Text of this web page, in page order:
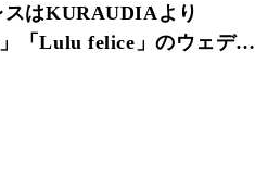
スはKURAUDIAより
「Lulu felice」のウェディ